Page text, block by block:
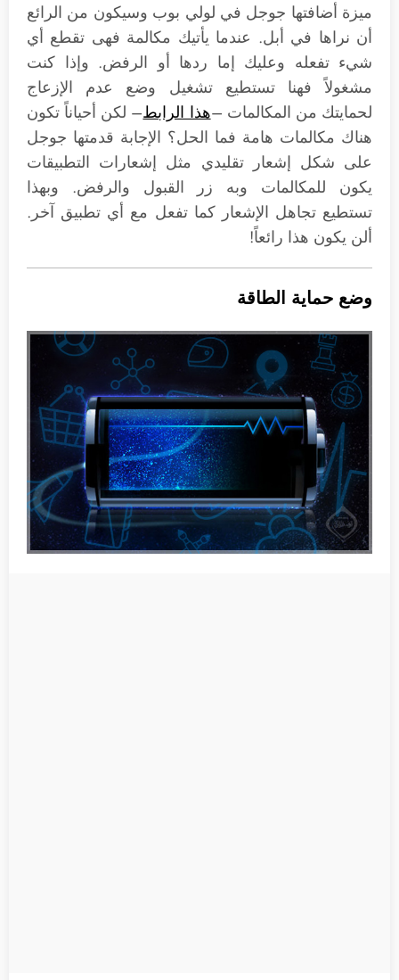
ميزة أضافتها جوجل في لولي بوب وسيكون من الرائع
أن نراها في أبل. عندما يأتيك مكالمة فهى تقطع أي
شيء تفعله وعليك إما ردها أو الرفض. وإذا كنت
مشغولاً فهنا تستطيع تشغيل وضع عدم الإزعاج
لحمايتك من المكالمات –هذا الرابط– لكن أحياناً تكون
هناك مكالمات هامة فما الحل؟ الإجابة قدمتها جوجل
على شكل إشعار تقليدي مثل إشعارات التطبيقات
يكون للمكالمات وبه زر القبول والرفض. وبهذا
تستطيع تجاهل الإشعار كما تفعل مع أي تطبيق آخر.
ألن يكون هذا رائعاً!
وضع حماية الطاقة